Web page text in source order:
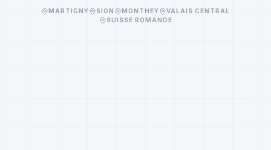
MARTIGNY SION MONTHEY
VALAIS CENTRAL
SUISSE ROMANDE